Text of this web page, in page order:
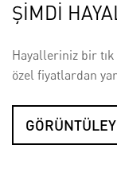
ŞİMDİ
Hayalleriniz bir
özel fiyatlardan